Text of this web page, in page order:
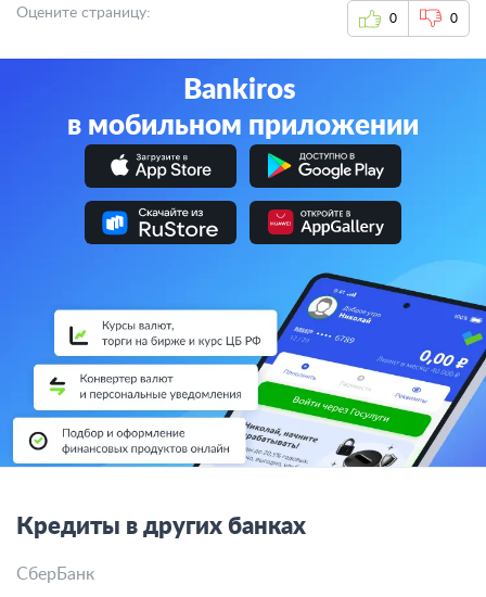
Оцените страницу: 0 0
Bankiros
в мобильном приложении
Кредиты в других банках
СберБанк